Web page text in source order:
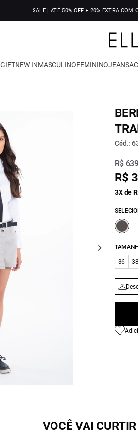
SALE | ATÉ 50% OFF + 20% EXTRA COM
GIFTNEW INMASCULINOFEMININOJEANS
Cód.:
R$
R$
3X de
36 38
VOCÊ VAI